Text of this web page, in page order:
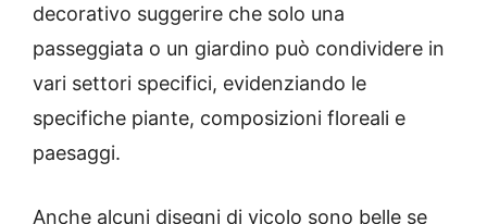
decorativo suggerire che solo una
passeggiata o un giardino può condividere in
vari settori specifici, evidenziando le
specifiche piante, composizioni floreali e
paesaggi.
Anche alcuni disegni di vicolo sono belle se